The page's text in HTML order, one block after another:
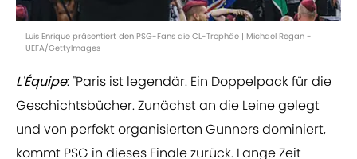
Luis Enrique präsentiert den PSG-Fans die CL-Trophäe | Michael Regan -
UEFA/GettyImages
L'Équipe: "Paris ist legendär. Ein Doppelpack für die
Geschichtsbücher. Zunächst an die Leine gelegt
und von perfekt organisierten Gunners dominiert,
kommt PSG in dieses Finale zurück. Lange Zeit